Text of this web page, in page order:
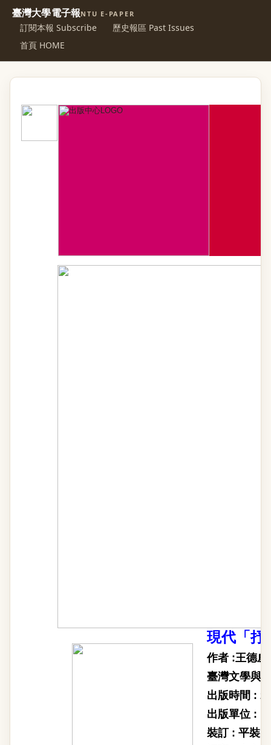
臺灣大學電子報NTU E-PAPER
訂閱本報 Subscribe
歷史報區 Past Issues
首頁 HOME
現代「抒
作者 :王德威
臺灣文學與
出版時間 :
出版單位 :
裝訂 : 平裝